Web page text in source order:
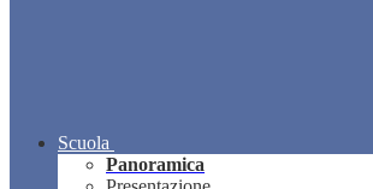
Scuola
Panoramica